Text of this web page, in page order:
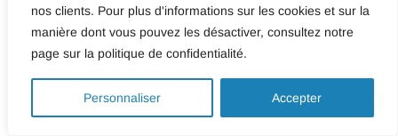
nos clients. Pour plus d'informations sur les cookies et sur la
manière dont vous pouvez les désactiver, consultez notre
page sur la politique de confidentialité.
Personnaliser Accepter
14 » x 54 »
Pose-bottes ajouré.
Résistant à l’eau.
0